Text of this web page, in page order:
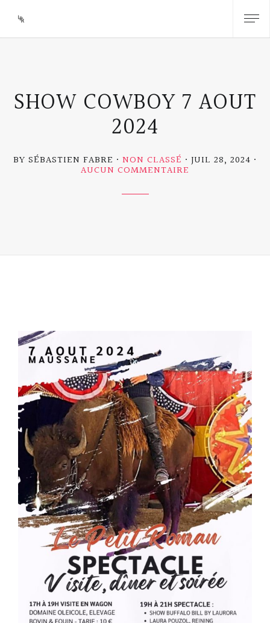
SHOW COWBOY 7 AOUT
2024
BY SÉBASTIEN FABRE NON CLASSÉ JUIL 28, 2024
AUCUN COMMENTAIRE SUR